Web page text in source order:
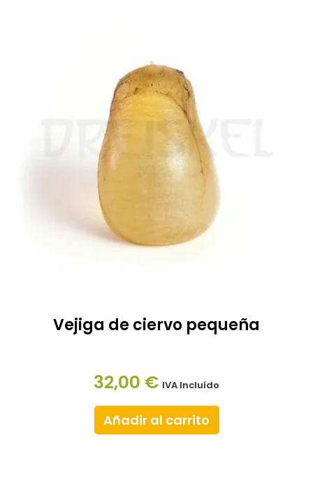
Vejiga de ciervo pequeña
32,00 € IVA Incluído
Añadir al carrito